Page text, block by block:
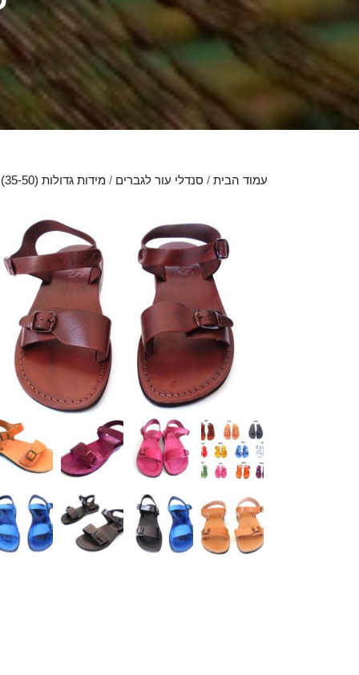
עמוד הבית / סנדלי עור לגברים / מידות גדולות (35-50)